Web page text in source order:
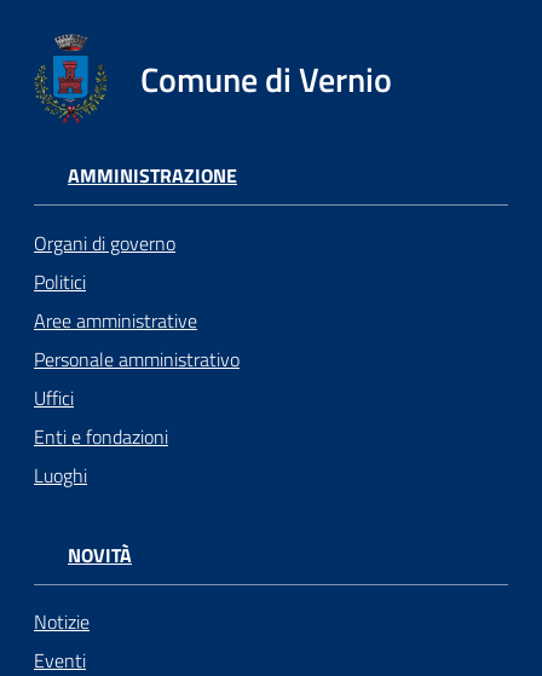
Comune di Vernio
AMMINISTRAZIONE
Organi di governo
Politici
Aree amministrative
Personale amministrativo
Uffici
Enti e fondazioni
Luoghi
NOVITÀ
Notizie
Eventi